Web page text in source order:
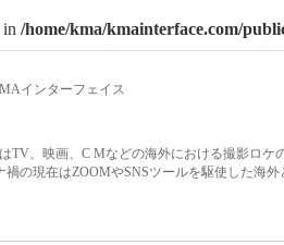
in /home/kma/kmainterface.com/
インターフェイス
TV、映画、C Mなどの海外における撮影ロ
の現在はZOOMやSNSツールを駆使した海